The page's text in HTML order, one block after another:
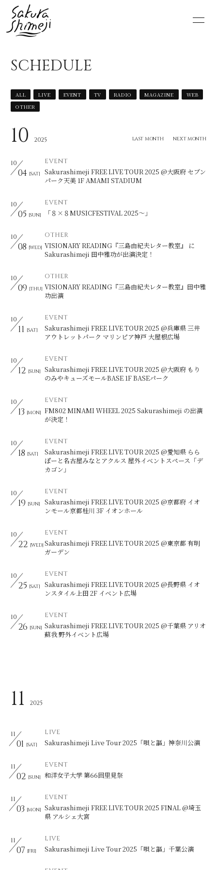
SCHEDULE
VIDEO
DISCOGRAPHY
MOVIE
NOTE
CONTACT
会員登録 ログイン
SCHEDULE
ALL LIVE EVENT TV RADIO MAGAZINE
WEB
OTHER
10 2025 LAST MONTH NEXT MONTH
10
04 [SAT]
EVENT
Sakurashimeji FREE LIVE TOUR 2025 @大阪府 セブン
パーク天美 1F AMAMI STADIUM
10
05 [SUN]
EVENT
「８×８MUSICFESTIVAL 2025〜」
10
08 [WED]
OTHER
VISIONARY READING『三島由紀夫レター教室』 に
Sakurashimeji 田中雅功が出演決定！
10
09 [THU]
OTHER
VISIONARY READING『三島由紀夫レター教室』田中雅
功出演
10
11 [SAT]
EVENT
Sakurashimeji FREE LIVE TOUR 2025 @兵庫県 三井
アウトレットパーク マリンピア神戸 大屋根広場
10
12 [SUN]
EVENT
Sakurashimeji FREE LIVE TOUR 2025 @大阪府 もり
のみやキューズモールBASE 1F BASEパーク
10
13 [MON]
EVENT
FM802 MINAMI WHEEL 2025 Sakurashimeji の出演
が決定！
10
18 [SAT]
EVENT
Sakurashimeji FREE LIVE TOUR 2025 @愛知県 らら
ぽーと名古屋みなとアクルス 屋外イベントスペース「デ
カゴン」
10
19 [SUN]
EVENT
Sakurashimeji FREE LIVE TOUR 2025 @京都府 イオ
ンモール京都桂川 3F イオンホール
10
22 [WED]
EVENT
Sakurashimeji FREE LIVE TOUR 2025 @東京都 有明
ガーデン
10
25 [SAT]
EVENT
Sakurashimeji FREE LIVE TOUR 2025 @長野県 イオ
ンスタイル上田 2F イベント広場
10
26 [SUN]
EVENT
Sakurashimeji FREE LIVE TOUR 2025 @千葉県 アリオ
蘇我 野外イベント広場
11 2025
11
01 [SAT]
LIVE
Sakurashimeji Live Tour 2025「唄と謳」神奈川公演
11
02 [SUN]
EVENT
和洋女子大学 第66回里見祭
11
03 [MON]
EVENT
Sakurashimeji FREE LIVE TOUR 2025 FINAL @埼玉
県 アルシェ大宮
11
07 [FRI]
LIVE
Sakurashimeji Live Tour 2025「唄と謳」千葉公演